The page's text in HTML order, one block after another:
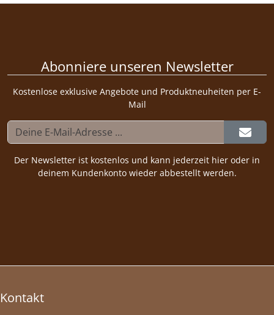
Abonniere unseren Newsletter
Kostenlose exklusive Angebote und Produktneuheiten per E-
Mail
Der Newsletter ist kostenlos und kann jederzeit hier oder in
deinem Kundenkonto wieder abbestellt werden.
Kontakt